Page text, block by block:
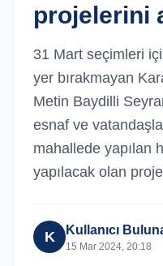
projelerini
31 Mart seçimleri
yer bırakmayan
Metin Baydilli
esnaf ve
mahallede yapılan
yapılacak olan
K Kullanıcı
15 Mar 2024, 20:18